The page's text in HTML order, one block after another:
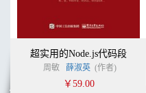
超实用的Node.js代码段
周敏 薛淑英 (作者)
￥59.00